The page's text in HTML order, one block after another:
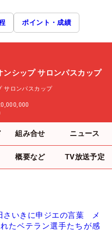
ポイント・成績
ンシップ サロンパスカップ
サロンパスカップ
組み合せ ニュース
概要など TV放送予定
さいきに申ジエの言葉 メ
たベテラン選手たちが感